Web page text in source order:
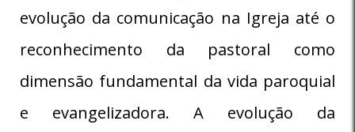
evolução da comunicação na Igreja até o
reconhecimento da pastoral como
dimensão fundamental da vida paroquial
e evangelizadora. A evolução da